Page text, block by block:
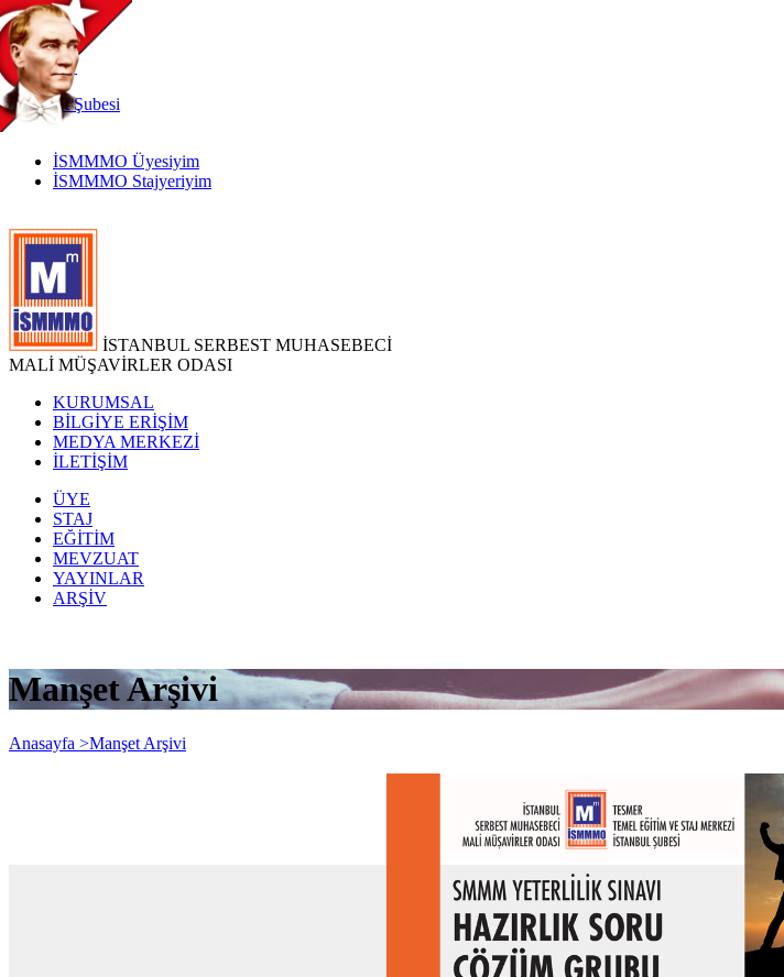
TR
|
EN
İnternetŞubesi
İSMMMO Üyesiyim
İSMMMO Stajyeriyim
İSTANBUL SERBEST MUHASEBECİ
MALİ MÜŞAVİRLER ODASI
KURUMSAL
BİLGİYE ERİŞİM
MEDYA MERKEZİ
İLETİŞİM
ÜYE
STAJ
EĞİTİM
MEVZUAT
YAYINLAR
ARŞİV
Manşet Arşivi
Anasayfa >Manşet Arşivi